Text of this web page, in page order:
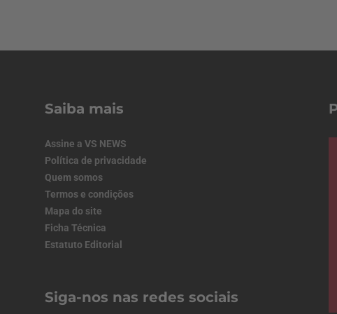
Saiba mais
Assine a VS NEWS
Política de privacidade
Quem somos
Termos e condições
Mapa do site
Ficha Técnica
Estatuto Editorial
Siga-nos nas redes sociais